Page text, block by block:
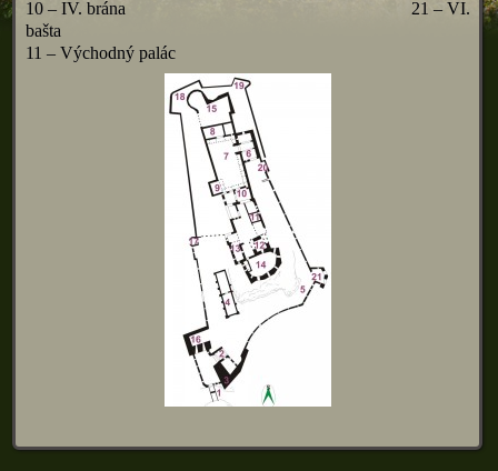
10 – IV. brána 21 – VI.
bašta
11 – Východný palác